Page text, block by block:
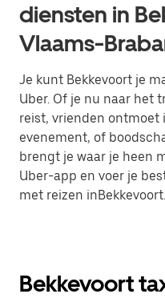
diensten in
Vlaams-
Je kunt Bekkevoort je
Uber. Of je nu naar het
reist, vrienden ontmoet
evenement, of
brengt je waar je heen
Uber-app en voer je
met reizen inBekkevoort.
Bekkevoort